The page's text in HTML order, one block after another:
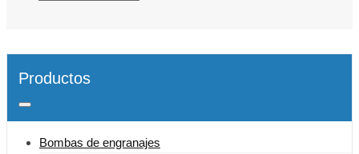
Productos
Bombas de engranajes